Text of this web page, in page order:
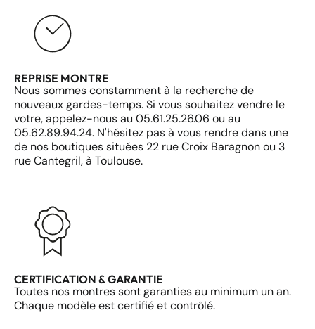
REPRISE MONTRE
Nous sommes constamment à la recherche de
nouveaux gardes-temps. Si vous souhaitez vendre le
votre, appelez-nous au 05.61.25.26.06 ou au
05.62.89.94.24. N'hésitez pas à vous rendre dans une
de nos boutiques situées 22 rue Croix Baragnon ou 3
rue Cantegril, à Toulouse.
CERTIFICATION & GARANTIE
Toutes nos montres sont garanties au minimum un an.
Chaque modèle est certifié et contrôlé.